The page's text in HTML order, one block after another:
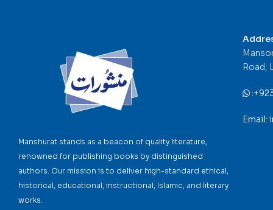
Manshurat stands as a beacon of quality literature,
renowned for publishing books by distinguished
authors. Our mission is to deliver high-standard ethical,
historical, educational, instructional, Islamic, and literary
works.
Road,
:
Email: